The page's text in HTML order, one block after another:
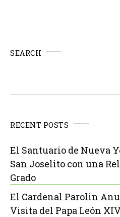
SEARCH
RECENT POSTS
El Santuario de Nueva
San Joselito con una
Grado
El Cardenal Parolin
Visita del Papa León